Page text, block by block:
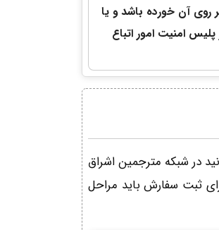
روی آن خورده باشد و یا
امنیت امور اتباع
در شبکه مترجمین اشراق
ثبت سفارش باید مراحل